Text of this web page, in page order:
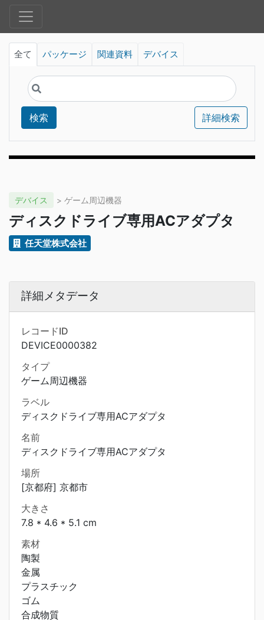
全て パッケージ 関連資料 デバイス
検索 詳細検索
デバイス > ゲーム周辺機器
ディスクドライブ専用ACアダプタ
任天堂株式会社
詳細メタデータ
レコードID
DEVICE0000382
タイプ
ゲーム周辺機器
ラベル
ディスクドライブ専用ACアダプタ
名前
ディスクドライブ専用ACアダプタ
場所
[京都府] 京都市
大きさ
7.8 * 4.6 * 5.1 cm
素材
陶製
金属
プラスチック
ゴム
合成物質